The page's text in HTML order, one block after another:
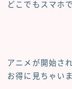
どこでもスマホ
アニメが開始さ
お得に見ちゃい